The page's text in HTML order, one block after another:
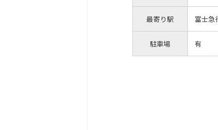
最寄り駅 富士
駐車場 有